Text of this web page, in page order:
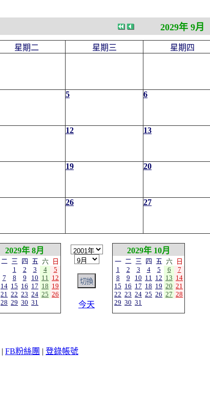
2029年 9月
星期二 星期三 星期四
5 6
12 13
19 20
26 27
2029年 8月
二 三 四 五 六
日
1
2 3 4
5
7 8 9 10 11 12
14 15 16 17 18 19
21 22 23 24 25 26
28 29 30 31 今天
2029年 10月
一 二 三 四 五 六
日
1
2 3 4 5 6
7
8
9 10 11 12 13 14
15 16 17 18 19 20 21
22 23 24 25 26 27 28
29 30 31
| FB粉絲團 | 登錄帳號